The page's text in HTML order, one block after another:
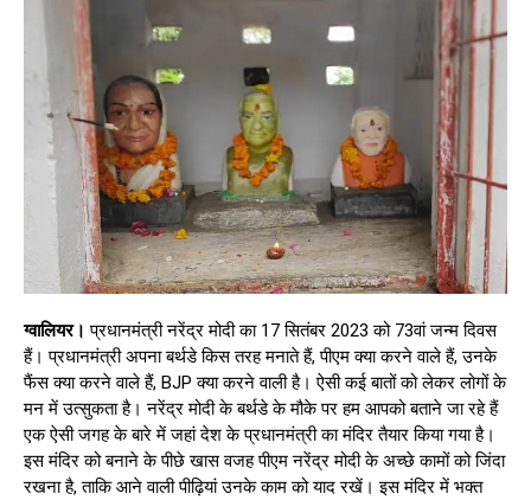
ग्वालियर।प्रधानमंत्री नरेंद्र मोदी का 17 सितंबर 2023 को 73वां जन्म दिवस
हैं। प्रधानमंत्री अपना बर्थडे किस तरह मनाते हैं, पीएम क्या करने वाले हैं, उनके
फैंस क्या करने वाले हैं, BJP क्या करने वाली है। ऐसी कई बातों को लेकर लोगों के
मन में उत्सुकता है। नरेंद्र मोदी के बर्थडे के मौके पर हम आपको बताने जा रहे हैं
एक ऐसी जगह के बारे में जहां देश के प्रधानमंत्री का मंदिर तैयार किया गया है।
इस मंदिर को बनाने के पीछे खास वजह पीएम नरेंद्र मोदी के अच्छे कामों को जिंदा
रखना है, ताकि आने वाली पीढ़ियां उनके काम को याद रखें। इस मंदिर में भक्त